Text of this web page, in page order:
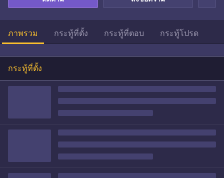
ภาพรวม กระทู้ที่ตั้ง กระทู้ที่ตอบ กระทู้โปรด
กระทู้ที่ตั้ง